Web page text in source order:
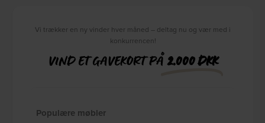
Vi trækker en ny vinder hver måned – deltag nu og vær med i
konkurrencen!
VIND ET GAVEKORT PÅ2.000 DKK
Populære møbler